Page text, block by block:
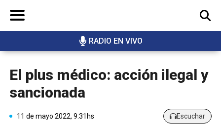
RADIO EN VIVO
BUSCAR
El plus médico: acción ilegal y
sancionada
11 de mayo 2022, 9:31hs Escuchar